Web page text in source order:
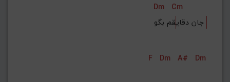
Dm
Cm
جان دقای
F Dm A# Dm